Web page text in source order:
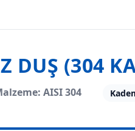
DUŞ (304
AISI 304